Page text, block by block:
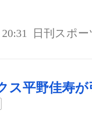
日刊スポー
ス平野佳寿が